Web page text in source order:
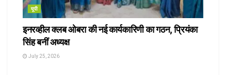
यूपी
इनरव्हील क्लब ओबरा की नई कार्यकारिणी का गठन, प्रियंका
सिंह बनीं अध्यक्ष
July 25, 2026